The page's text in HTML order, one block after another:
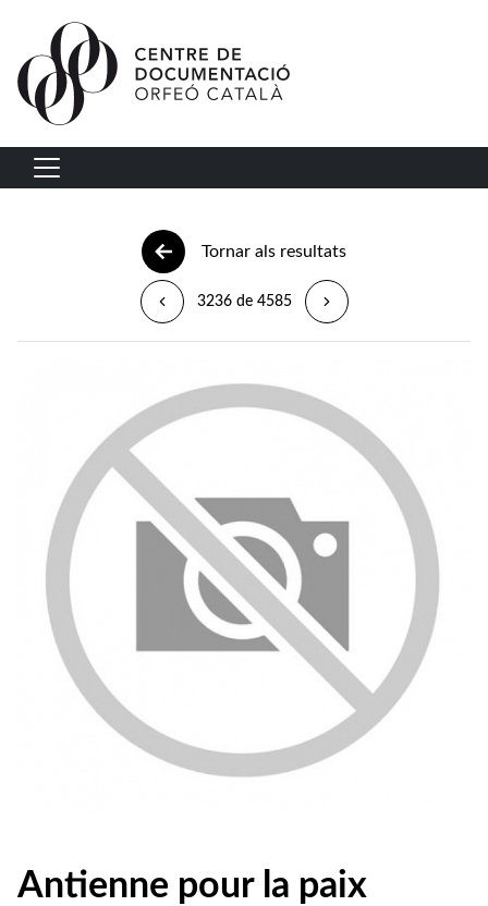
Vés al contingut
Navegació principal
Tornar als resultats
3236 de 4585
Antienne pour la paix